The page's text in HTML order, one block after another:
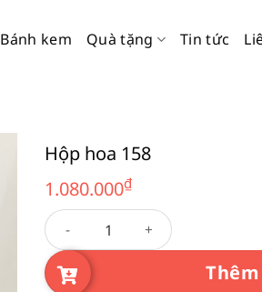
Bánh kem Quà tặng Tin tức
Hộp hoa 158
1.080.000₫
Hộp hoa 158 số lượng